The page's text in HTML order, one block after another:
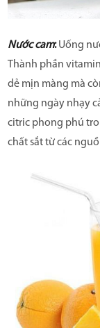
Nước cam:Uống
Thành phần
dẻ mịn màng mà
những ngày nhạy
citric phong phú
chất sắt từ các